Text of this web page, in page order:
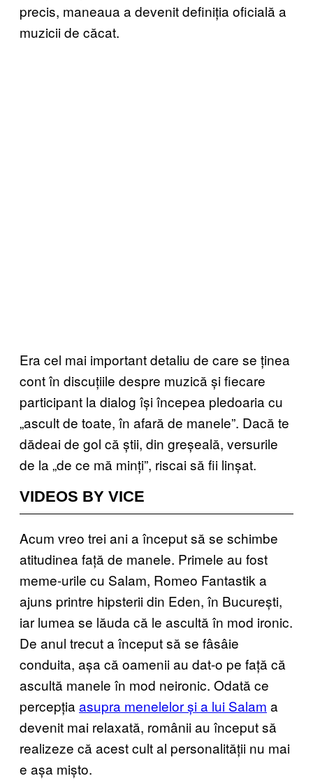
precis, maneaua a devenit definiția oficială a
muzicii de căcat.
Era cel mai important detaliu de care se ținea
cont în discuțiile despre muzică și fiecare
participant la dialog își începea pledoaria cu
„ascult de toate, în afară de manele”. Dacă te
dădeai de gol că știi, din greșeală, versurile
de la „de ce mă minți”, riscai să fii linșat.
VIDEOS BY VICE
Acum vreo trei ani a început să se schimbe
atitudinea față de manele. Primele au fost
meme-urile cu Salam, Romeo Fantastik a
ajuns printre hipsterii din Eden, în București,
iar lumea se lăuda că le ascultă în mod ironic.
De anul trecut a început să se fâsâie
conduita, așa că oamenii au dat-o pe față că
ascultă manele în mod neironic. Odată ce
percepția asupra menelelor și a lui Salam a
devenit mai relaxată, românii au început să
realizeze că acest cult al personalității nu mai
e așa mișto.